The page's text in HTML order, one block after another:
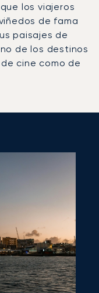
los viajeros
de fama
paisajes de
de los destinos
cine como de